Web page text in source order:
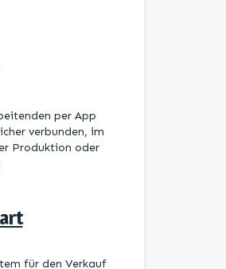
per App
verbunden, im
Produktion oder
für den Verkauf